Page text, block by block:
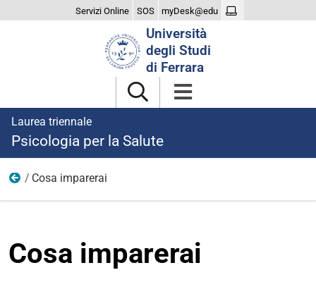
Servizi Online SOS myDesk@edu
Università
degli Studi
di Ferrara
Laurea triennale
Psicologia per la Salute
Il Corso
Cosa imparerai
Cosa imparerai